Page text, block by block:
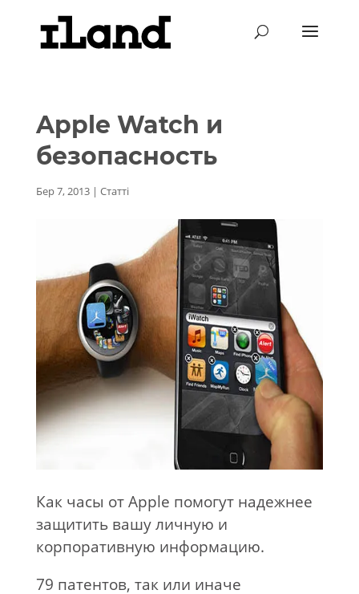
Apple Watch и
безопасность
Бер 7, 2013| Статті
Как часы от Apple помогут надежнее
защитить вашу личную и
корпоративную информацию.
79 патентов, так или иначе